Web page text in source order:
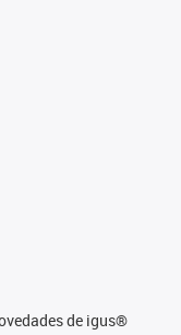
de igus®